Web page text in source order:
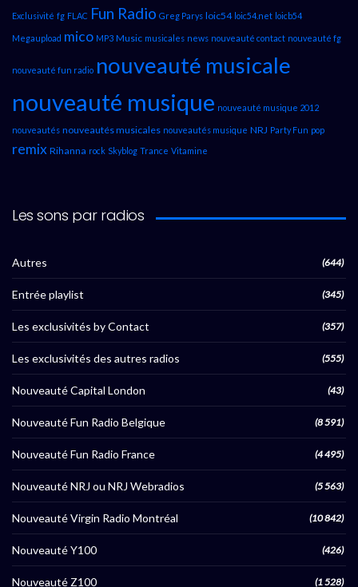
Exclusivité fg FLAC Fun Radio Greg Parys loic54 loic54.net loicb54
Megaupload mico MP3 Music musicales news nouveauté contact nouveauté fg
nouveauté fun radio nouveauté musicale
nouveauté musique nouveauté musique 2012
nouveautés nouveautés musicales nouveautés musique NRJ Party Fun pop
remix Rihanna rock Skyblog Trance Vitamine
Les sons par radios
Autres (644)
Entrée playlist (345)
Les exclusivités by Contact (357)
Les exclusivités des autres radios (555)
Nouveauté Capital London (43)
Nouveauté Fun Radio Belgique (8 591)
Nouveauté Fun Radio France (4 495)
Nouveauté NRJ ou NRJ Webradios (5 563)
Nouveauté Virgin Radio Montréal (10 842)
Nouveauté Y100 (426)
Nouveauté Z100 (1 528)